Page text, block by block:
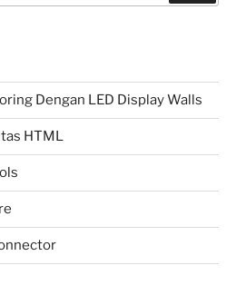
Dengan LED Display Walls
HTML